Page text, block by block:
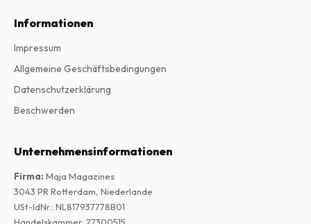
Informationen
Impressum
Allgemeine Geschäftsbedingungen
Datenschutzerklärung
Beschwerden
Unternehmensinformationen
Firma: Maja Magazines
3043 PR Rotterdam, Niederlande
USt-IdNr.: NL817937778B01
Handelskammer: 27300515